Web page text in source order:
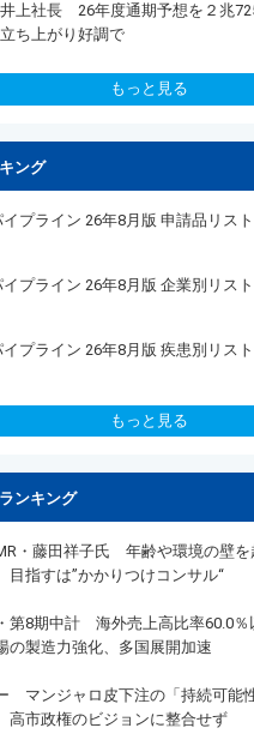
井上社長 26年度通期予想を２兆
ち上がり好調で
もっと見る
ング
プライン 26年8月版 申請品リスト
プライン 26年8月版 企業別リスト
プライン 26年8月版 疾患別リスト
もっと見る
ンキング
・藤田祥子氏 年齢や環境の壁を
指すは”かかりつけコンサル“
第8期中計 海外売上高比率60.0
の製造力強化、多国展開加速
マンジャロ皮下注の「持続可能
市政権のビジョンに整合せず